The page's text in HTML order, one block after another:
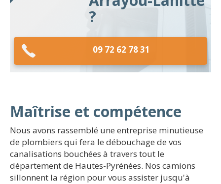
?
09 72 62 78 31
Maîtrise et compétence
Nous avons rassemblé une entreprise minutieuse
de plombiers qui fera le débouchage de vos
canalisations bouchées à travers tout le
département de Hautes-Pyrénées. Nos camions
sillonnent la région pour vous assister jusqu'à